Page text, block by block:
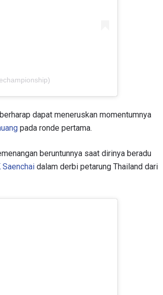
dapat meneruskan momentumnya
pada ronde pertama.
beruntunnya saat dirinya beradu
dalam derbi petarung Thailand dari